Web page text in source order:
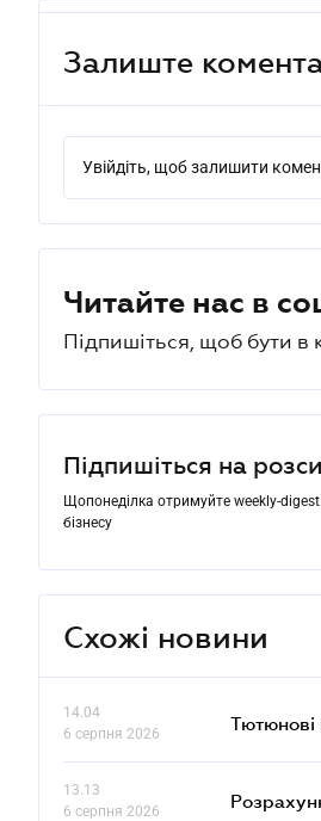
Залиште
Увійдіть, щоб залишити
Читайте нас в
Підпишіться, щоб бути в
Підпишіться на
Щопонеділка отримуйте weekly-digest
бізнесу
Схожі новини
14.04
6 серпня 2026
Тютюнові
13.13
6 серпня 2026